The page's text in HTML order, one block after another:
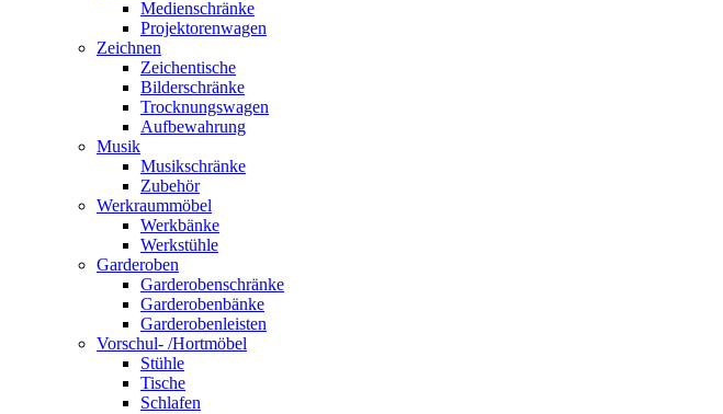
Medienschränke
Projektorenwagen
Zeichnen
Zeichentische
Bilderschränke
Trocknungswagen
Aufbewahrung
Musik
Musikschränke
Zubehör
Werkraummöbel
Werkbänke
Werkstühle
Garderoben
Garderobenschränke
Garderobenbänke
Garderobenleisten
Vorschul- /Hortmöbel
Stühle
Tische
Schlafen